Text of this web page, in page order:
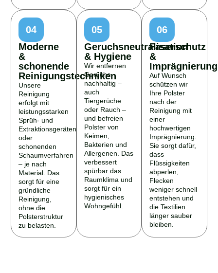
04
Moderne
&
schonende
Reinigungstechniken
Unsere
Reinigung
erfolgt mit
leistungsstarken
Sprüh- und
Extraktionsgeräten
oder
schonenden
Schaumverfahren
– je nach
Material. Das
sorgt für eine
gründliche
Reinigung,
ohne die
Polsterstruktur
zu belasten.
05
Geruchsneutralisation
& Hygiene
Wir entfernen
Gerüche
nachhaltig –
auch
Tiergerüche
oder Rauch –
und befreien
Polster von
Keimen,
Bakterien und
Allergenen. Das
verbessert
spürbar das
Raumklima und
sorgt für ein
hygienisches
Wohngefühl.
06
Faserschutz
&
Imprägnierung
Auf Wunsch
schützen wir
Ihre Polster
nach der
Reinigung mit
einer
hochwertigen
Imprägnierung.
Sie sorgt dafür,
dass
Flüssigkeiten
abperlen,
Flecken
weniger schnell
entstehen und
die Textilien
länger sauber
bleiben.